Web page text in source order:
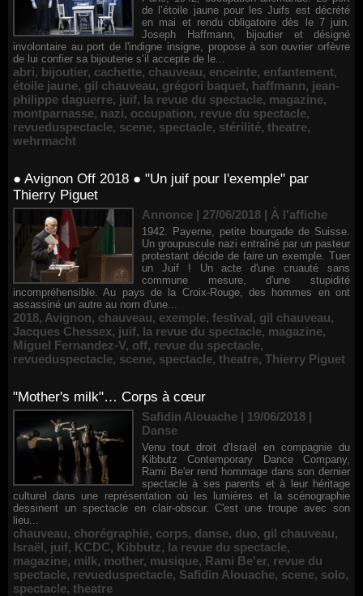
de l’étoile jaune pour les Juifs est décrété
en mai et rendu obligatoire dès le 7 juin.
Joseph Haffmann, bijoutier et désigné
involontaire au port de l'indigne insigne, propose à son ouvrier orfèvre
de lui confier sa bijouterie s’il accepte de le...
abri, bijoutier, cachette, chauveau, enceinte, enfantement,
étoile jaune, gil chauveau, grégori baquet, haffmann, jean-
philippe daguerre, juif, la revue du spectacle, magazine,
montparnasse, nazi, occupation, revue du spectacle,
revueduspectacle, scene, spectacle, stérilité, theatre,
wehrmacht
● Avignon Off 2018 ● "Un juif pour l'exemple" par
Thierry Piguet
Annonce | 27/06/2018 | À l'affiche
1942. Payerne, petite bourgade de Suisse.
Un groupuscule nazi entraîné par un pasteur
protestant décide de faire un exemple. Tuer
un Juif ! Un acte d'une cruauté sans
commune mesure, d'une stupidité
incompréhensible. Au pays de la Croix-Rouge, des hommes en ont
assassiné un autre au nom d'une...
2018, Avignon, chauveau, exemple, festival, gil chauveau,
Jacques Chessex, juif, la revue du spectacle, magazine,
Miguel Fernandez-V, off, revue du spectacle,
revueduspectacle, scene, spectacle, theatre, Thierry Piguet
"Mother's milk"… Corps à cœur
Safidin Alouache | 19/06/2018 |
Danse
Venu tout droit d'Israël en compagnie du
Kibbutz Contemporary Dance Company,
Rami Be'er rend hommage dans son dernier
spectacle à ses parents et à leur héritage
culturel dans une représentation où les lumières et la scénographie
dessinent un spectacle en clair-obscur. C'est une troupe avec son
lieu...
chauveau, chorégraphie, corps, danse, duo, gil chauveau,
Israël, juif, KCDC, Kibbutz, la revue du spectacle,
magazine, milk, mother, musique, Rami Be'er, revue du
spectacle, revueduspectacle, Safidin Alouache, scene, solo,
spectacle, theatre